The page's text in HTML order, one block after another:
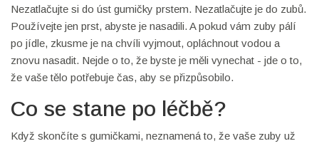
Nezatlačujte si do úst gumičky prstem. Nezatlačujte je do zubů.
Používejte jen prst, abyste je nasadili. A pokud vám zuby pálí
po jídle, zkusme je na chvíli vyjmout, opláchnout vodou a
znovu nasadit. Nejde o to, že byste je měli vynechat - jde o to,
že vaše tělo potřebuje čas, aby se přizpůsobilo.
Co se stane po léčbě?
Když skončíte s gumičkami, neznamená to, že vaše zuby už